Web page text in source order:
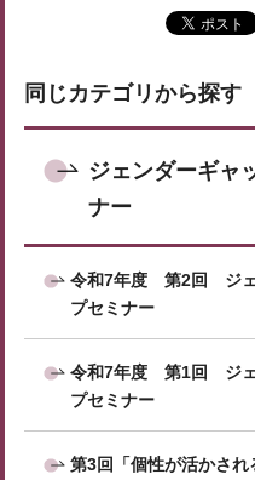
同じカテゴリから探す
ジェンダーギャ
ナー
令和7年度 第2回 ジェ
プセミナー
令和7年度 第1回 ジェ
プセミナー
第3回「個性が活かさ